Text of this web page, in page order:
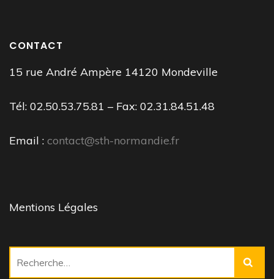
CONTACT
15 rue André Ampère 14120 Mondeville
Tél: 02.50.53.75.81 – Fax: 02.31.84.51.48
Email : contact@sth-normandie.fr
Mentions Légales
Rechercher :